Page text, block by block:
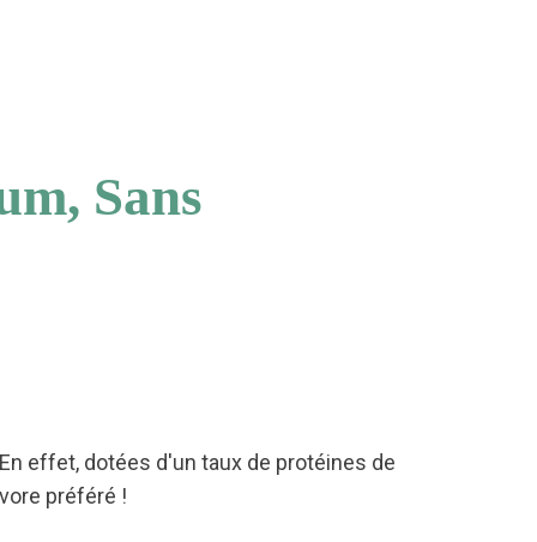
Sans
effet, dotées d'un taux de protéines de
préféré !